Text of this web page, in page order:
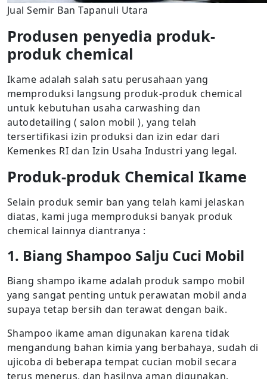
Jual Semir Ban Tapanuli Utara
Produsen penyedia produk-
produk chemical
Ikame adalah salah satu perusahaan yang
memproduksi langsung produk-produk chemical
untuk kebutuhan usaha carwashing dan
autodetailing ( salon mobil ), yang telah
tersertifikasi izin produksi dan izin edar dari
Kemenkes RI dan Izin Usaha Industri yang legal.
Produk-produk Chemical Ikame
Selain produk semir ban yang telah kami jelaskan
diatas, kami juga memproduksi banyak produk
chemical lainnya diantranya :
1. Biang Shampoo Salju Cuci Mobil
Biang shampo ikame adalah produk sampo mobil
yang sangat penting untuk perawatan mobil anda
supaya tetap bersih dan terawat dengan baik.
Shampoo ikame aman digunakan karena tidak
mengandung bahan kimia yang berbahaya, sudah di
ujicoba di beberapa tempat cucian mobil secara
terus menerus, dan hasilnya aman digunakan.